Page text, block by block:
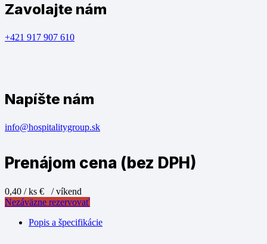
Zavolajte nám
+421 917 907 610
Napíšte nám
info@hospitalitygroup.sk
Prenájom cena (bez DPH)
0,40 / ks € / víkend
Nezáväzne rezervovať
Popis a špecifikácie